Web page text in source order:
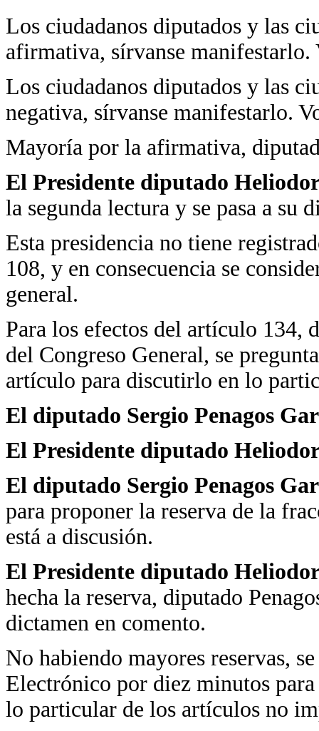
Los ciudadanos diputados y las
afirmativa, sírvanse manifestarlo.
Los ciudadanos diputados y las
negativa, sírvanse manifestarlo.
Mayoría por la afirmativa,
El Presidente diputado
la segunda lectura y se pasa a su
Esta presidencia no tiene
108, y en consecuencia se
general.
Para los efectos del artículo 134,
del Congreso General, se
artículo para discutirlo en lo
El diputado Sergio Penagos
El Presidente diputado
El diputado Sergio Penagos
para proponer la reserva de la
está a discusión.
El Presidente diputado
hecha la reserva, diputado
dictamen en comento.
No habiendo mayores reservas,
Electrónico por diez minutos
lo particular de los artículos no